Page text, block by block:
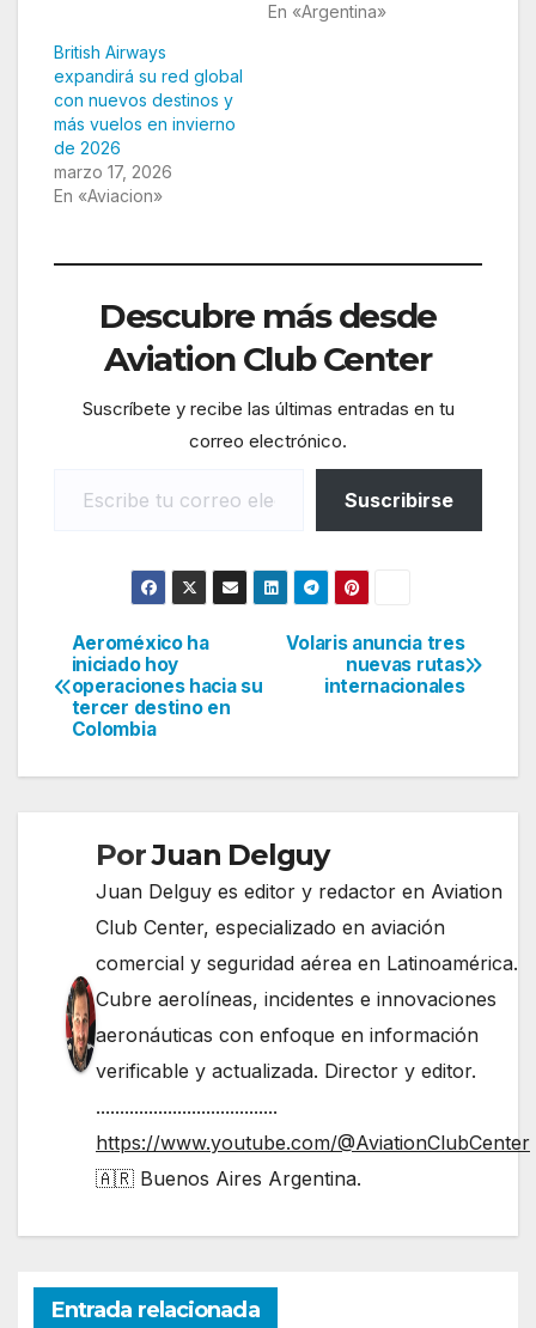
En «Argentina»
British Airways
expandirá su red global
con nuevos destinos y
más vuelos en invierno
de 2026
marzo 17, 2026
En «Aviacion»
Descubre más desde
Aviation Club Center
Suscríbete y recibe las últimas entradas en tu
correo electrónico.
Suscribirse
Navegación
de
Volaris anuncia tres
nuevas rutas
internacionales
Aeroméxico ha
iniciado hoy
operaciones hacia su
tercer destino en
Colombia
PorJuan Delguy
Juan Delguy es editor y redactor en Aviation
Club Center, especializado en aviación
comercial y seguridad aérea en Latinoamérica.
Cubre aerolíneas, incidentes e innovaciones
aeronáuticas con enfoque en información
verificable y actualizada. Director y editor.
......................................
https://www.youtube.com/@AviationClubCenter
🇦🇷 Buenos Aires Argentina.
Entrada relacionada